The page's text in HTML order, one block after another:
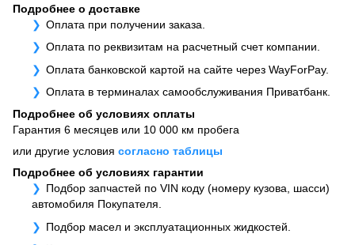
Подробнее о доставке
Оплата при получении заказа.
Оплата по реквизитам на расчетный счет компании.
Оплата банковской картой на сайте через WayForPay.
Оплата в терминалах самообслуживания Приватбанк.
Подробнее об условиях оплаты
Гарантия 6 месяцев или 10 000 км пробега
или другие условия согласно таблицы
Подробнее об условиях гарантии
Подбор запчастей по VIN коду (номеру кузова, шасси)
автомобиля Покупателя.
Подбор масел и эксплуатационных жидкостей.